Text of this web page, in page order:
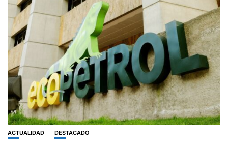
ACTUALIDAD DESTACADO